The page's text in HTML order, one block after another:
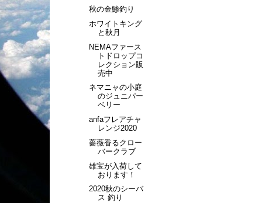
秋の金鯵釣り
ホワイトキング
と秋月
NEMAファース
トドロップコ
レクション販
売中
ネマニャの小庭
のジュニパー
ベリー
anfaフレアチャ
レンジ2020
薔薇香るクロー
バークラブ
雄宝が入荷して
おります！
2020秋のシーバ
ス 釣り